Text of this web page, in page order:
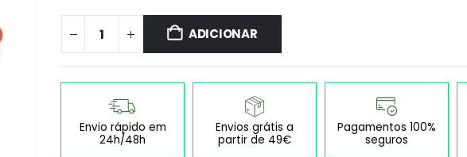
ADICIONAR
Envio rápido em
24h/48h
Envios grátis a
partir de 49€
Pagamentos 100%
seguros